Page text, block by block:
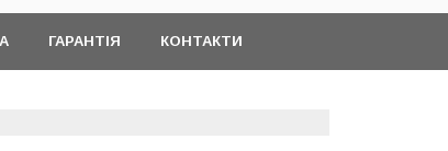
ГАРАНТІЯ КОНТАКТИ